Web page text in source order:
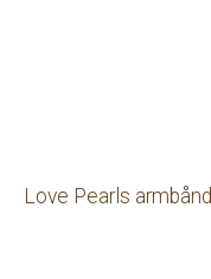
Love Pearls armbånd